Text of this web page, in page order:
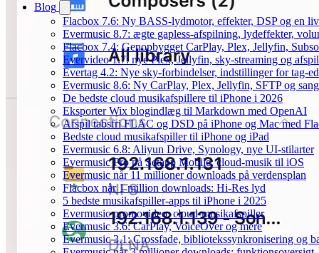
Blog
Flacbox 7.6: Ny BASS-lydmotor, effekter, DSP og en
Evermusic 8.7: ægte gapless-afspilning, lydeffekter,
Flacbox 7.4: Genopbygget CarPlay, Plex, Jellyfin,
Evervideo 1.7: nye Plex, Jellyfin, sky-streaming og
Evertag 4.2: Nye sky-forbindelser, indstillinger for tag-
Evermusic 8.6: Ny CarPlay, Plex, Jellyfin, SFTP og
De bedste cloud musikafspillere til iPhone i 2026
Eksporter Wix blogindlæg til Markdown med OpenAI
Afspil tabsfri FLAC og DSD på iPhone og Mac med
Bedste cloud musikafspiller til iPhone og iPad
Evermusic 6.8: Aliyun Drive, Synology, nye UI-stilarter
Evermusic Pro på Setapp Mobile: cloud-musik til iOS
Evermusic når 11 millioner downloads på verdensplan
Flacbox når 1 million downloads: Hi-Res lyd
5 bedste musikafspiller-apps til iPhone i 2025
Evermusic promovideo: cloud-musikafspiller
Evermusic 3.6: CarPlay, VoiceOver og mere
Evermusic 3.1: Crossfade, bibliotekssynkronisering og